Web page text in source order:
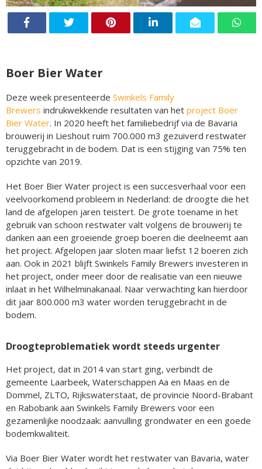
Boer Bier Water
Deze week presenteerde Swinkels Family
Brewers indrukwekkende resultaten van het project Boer
Bier Water. In 2020 heeft het familiebedrijf via de Bavaria
brouwerij in Lieshout ruim 700.000 m3 gezuiverd restwater
teruggebracht in de bodem. Dat is een stijging van 75% ten
opzichte van 2019.
Het Boer Bier Water project is een succesverhaal voor een
veelvoorkomend probleem in Nederland: de droogte die het
land de afgelopen jaren teistert. De grote toename in het
gebruik van schoon restwater valt volgens de brouwerij te
danken aan een groeiende groep boeren die deelneemt aan
het project. Afgelopen jaar sloten maar liefst 12 boeren zich
aan. Ook in 2021 blijft Swinkels Family Brewers investeren in
het project, onder meer door de realisatie van een nieuwe
inlaat in het Wilhelminakanaal. Naar verwachting kan hierdoor
dit jaar 800.000 m3 water worden teruggebracht in de
bodem.
Droogteproblematiek wordt steeds urgenter
Het project, dat in 2014 van start ging, verbindt de
gemeente Laarbeek, Waterschappen Aa en Maas en de
Dommel, ZLTO, Rijkswaterstaat, de provincie Noord-Brabant
en Rabobank aan Swinkels Family Brewers voor een
gezamenlijke noodzaak: aanvulling grondwater en een goede
bodemkwaliteit.
Via Boer Bier Water wordt het restwater van Bavaria, water